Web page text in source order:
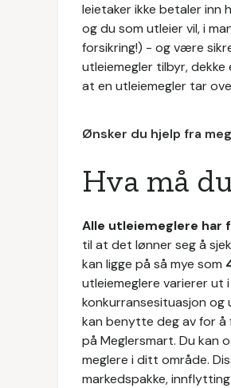
leietaker ikke betaler inn
og du som utleier vil, i
forsikring!) - og være
utleiemegler tilbyr, dekke
at en utleiemegler tar
Ønsker du hjelp fra
Hva må
Alle utleiemeglere har
til at det lønner seg å
kan ligge på så mye som
utleiemeglere varierer ut
konkurransesituasjon
kan benytte deg av for
på Meglersmart. Du kan
meglere i ditt område.
markedspakke,